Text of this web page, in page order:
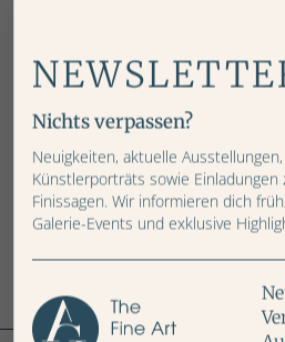
Preis: CHF
IN DEN WARENKORB
Weitere
Nichts verpassen?
Neuigkeiten, aktuelle
Künstlerporträts sowie Einladungen
Finissagen. Wir informieren dich
Galerie-Events und exklusive